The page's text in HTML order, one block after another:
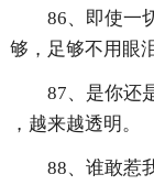
86、即使一
够，足够不用眼
87、是你还
，越来越透明。
88、谁敢惹